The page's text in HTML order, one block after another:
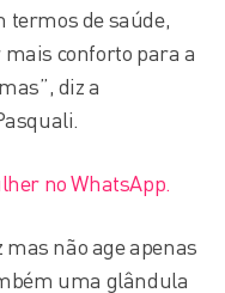
termos de saúde,
conforto para a
diz a
no WhatsApp.
não age apenas
uma glândula